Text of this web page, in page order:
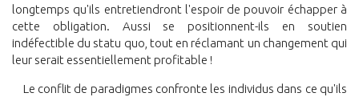
longtemps qu'ils entretiendront l'espoir de pouvoir échapper à
cette obligation. Aussi se positionnent-ils en soutien
indéfectible du statu quo, tout en réclamant un changement qui
leur serait essentiellement profitable !
Le conflit de paradigmes confronte les individus dans ce qu'ils